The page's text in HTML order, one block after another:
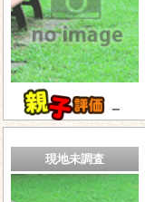
－
現地未調査